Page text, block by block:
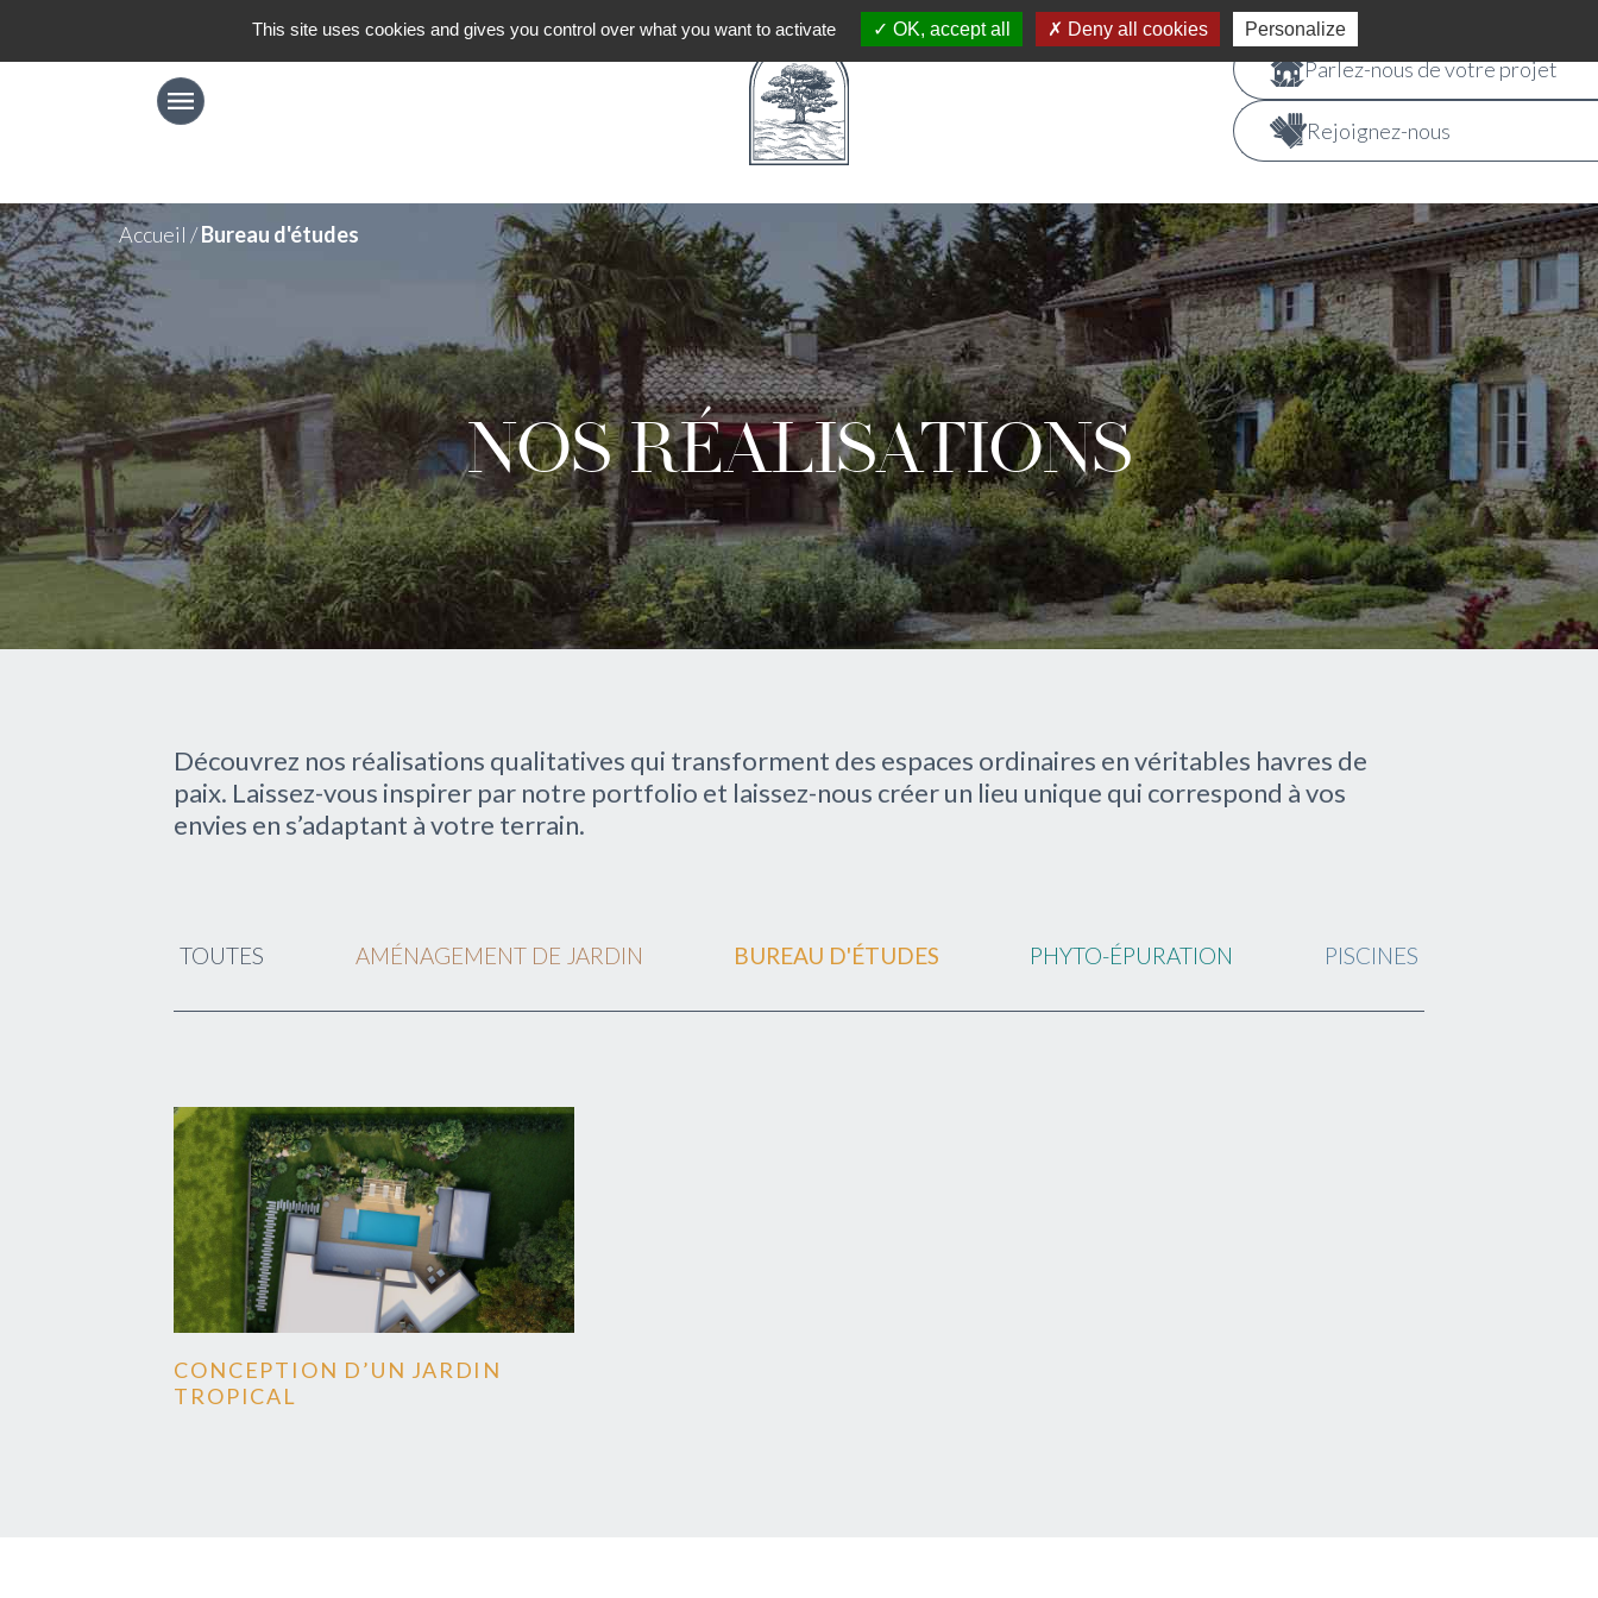
Navigation principale
Parlez-nous de votre projet
Rejoignez-nous
Accueil /Bureau d'études
NOS RÉALISATIONS
Découvrez nos réalisations qualitatives qui transforment des espaces ordinaires en véritables havres de
paix. Laissez-vous inspirer par notre portfolio et laissez-nous créer un lieu unique qui correspond à vos
envies en s’adaptant à votre terrain.
TOUTES AMÉNAGEMENT DE JARDIN BUREAU D'ÉTUDES PHYTO-ÉPURATION PISCINES
CONCEPTION D’UN JARDIN
TROPICAL
This site uses cookies and gives you control over what you want to activate OK, accept all Deny all cookies Personalize